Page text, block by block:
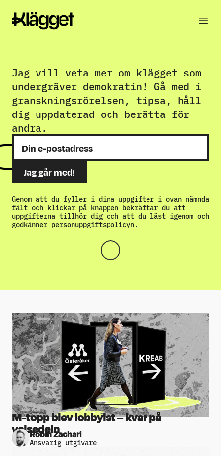
Jag vill veta mer om klägget som
undergräver demokratin! Gå med i
granskningsrörelsen, tipsa, håll
dig uppdaterad och berätta för
andra.
Genom att du fyller i dina uppgifter i ovan nämnda
fält och klickar på knappen bekräftar du att
uppgifterna tillhör dig och att du läst igenom och
godkänner personuppgiftspolicyn.
M-topp blev lobbyist – kvar på
valsedeln
Robin Zachari
Ansvarig utgivare